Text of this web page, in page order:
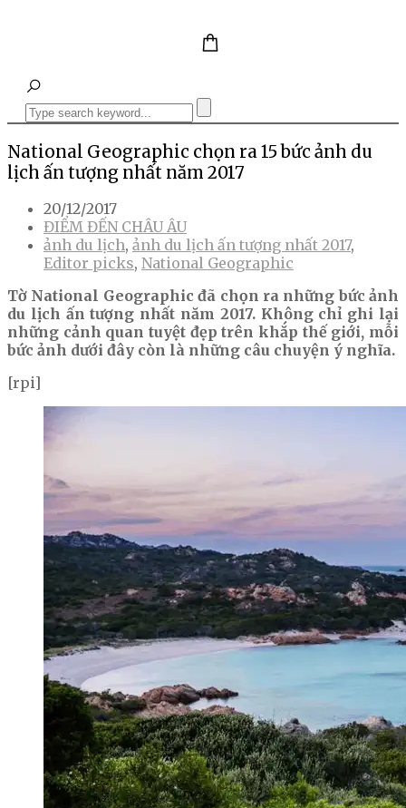
National Geographic chọn ra 15 bức ảnh du
lịch ấn tượng nhất năm 2017
20/12/2017
ĐIỂM ĐẾN CHÂU ÂU
ảnh du lịch, ảnh du lịch ấn tượng nhất 2017,
Editor picks, National Geographic
Tờ National Geographic đã chọn ra những bức ảnh
du lịch ấn tượng nhất năm 2017. Không chỉ ghi lại
những cảnh quan tuyệt đẹp trên khắp thế giới, mỗi
bức ảnh dưới đây còn là những câu chuyện ý nghĩa.
[rpi]